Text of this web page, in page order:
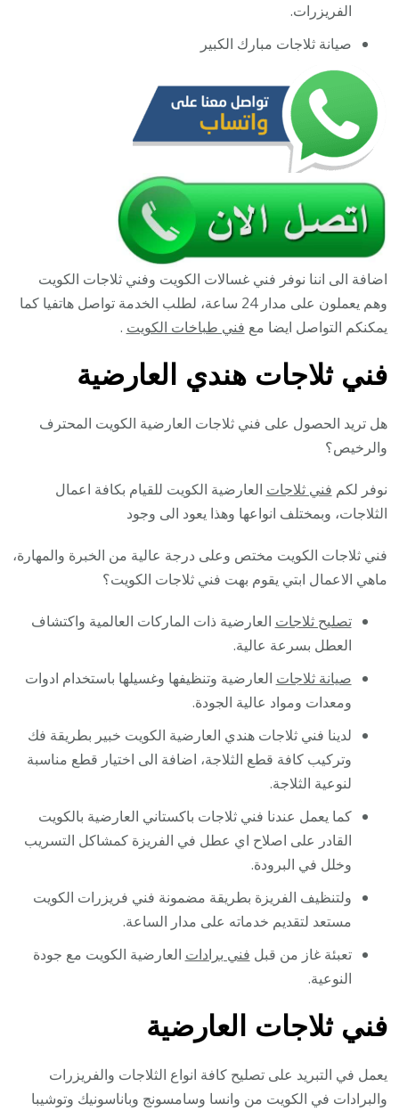
الفريزرات.
صيانة ثلاجات مبارك الكبير
اضافة الى اننا نوفر فني غسالات الكويت وفني ثلاجات الكويت
وهم يعملون على مدار 24 ساعة، لطلب الخدمة تواصل هاتفيا كما
يمكنكم التواصل ايضا مع فني طباخات الكويت .
فني ثلاجات هندي العارضية
هل تريد الحصول على فني ثلاجات العارضية الكويت المحترف
والرخيص؟
نوفر لكم فني ثلاجات العارضية الكويت للقيام بكافة اعمال
الثلاجات، وبمختلف انواعها وهذا يعود الى وجود
فني ثلاجات الكويت مختص وعلى درجة عالية من الخبرة والمهارة،
ماهي الاعمال ابتي يقوم بهت فني ثلاجات الكويت؟
تصليح ثلاجات العارضية ذات الماركات العالمية واكتشاف
العطل بسرعة عالية.
صيانة ثلاجات العارضية وتنظيفها وغسيلها باستخدام ادوات
ومعدات ومواد عالية الجودة.
لدينا فني ثلاجات هندي العارضية الكويت خبير بطريقة فك
وتركيب كافة قطع الثلاجة، اضافة الى اختيار قطع مناسبة
لنوعية الثلاجة.
كما يعمل عندنا فني ثلاجات باكستاني العارضية بالكويت
القادر على اصلاح اي عطل في الفريزة كمشاكل التسريب
وخلل في البرودة.
ولتنظيف الفريزة بطريقة مضمونة فني فريزرات الكويت
مستعد لتقديم خدماته على مدار الساعة.
تعبئة غاز من قبل فني برادات العارضية الكويت مع جودة
النوعية.
فني ثلاجات العارضية
يعمل في التبريد على تصليح كافة انواع الثلاجات والفريزرات
والبرادات في الكويت من وانسا وسامسونج وباناسونيك وتوشيبا